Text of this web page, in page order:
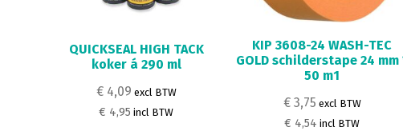
QUICKSEAL HIGH TACK
koker á 290 ml
€ 4,09 excl BTW
€ 4,95 incl BTW
KIP 3608-24 WASH-TEC
GOLD schilderstape 24 mm
50 m1
€ 3,75 excl BTW
€ 4,54 incl BTW